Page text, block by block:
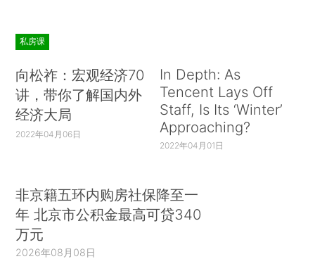
私房课
向松祚：宏观经济70
讲，带你了解国内外
经济大局
2022年04月06日
In Depth: As
Tencent Lays Off
Staff, Is Its ‘Winter’
Approaching?
2022年04月01日
非京籍五环内购房社保降至一
年 北京市公积金最高可贷340
万元
2026年08月08日